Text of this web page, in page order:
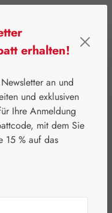
Augen
mg
erhalten!
an und
und exklusiven
Ihre Anmeldung
mit dem Sie
15 % auf das